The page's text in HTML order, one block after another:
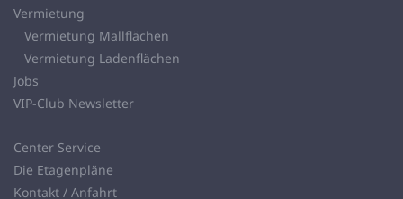
Vermietung
Vermietung Mallflächen
Vermietung Ladenflächen
Jobs
VIP-Club Newsletter
Center Service
Die Etagenpläne
Kontakt / Anfahrt